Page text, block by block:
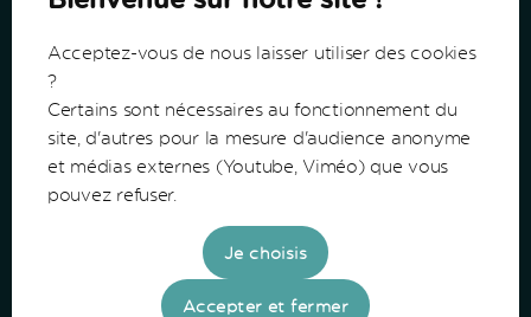
Communauté de Communes du Bazadais
Lieu-Dit Coucut
33430 Bazas
Tel: 05 56 25 28 81
Acceptez-vous de nous laisser utiliser des cookies
?
Certains sont nécessaires au fonctionnement du
site, d'autres pour la mesure d'audience anonyme
et médias externes (Youtube, Viméo) que vous
pouvez refuser.
Je choisis
Accepter et fermer